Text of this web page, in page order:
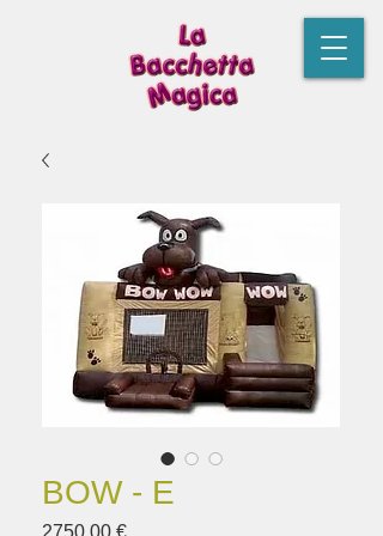
BOW - E
2750,00 €Prezzo